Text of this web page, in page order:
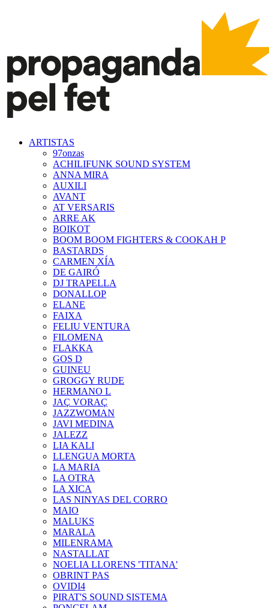
ARTISTAS
97onzas
ACHILIFUNK SOUND SYSTEM
ANNA MIRA
AUXILI
AVANT
AT VERSARIS
ARRE AK
BOIKOT
BOOM BOOM FIGHTERS & COOKAH P
BASTARDS
CARMEN XÍA
DE GAIRÓ
DJ TRAPELLA
DONALLOP
ELANE
FAIXA
FELIU VENTURA
FILOMENA
FLAKKA
GOS D
GUINEU
GROGGY RUDE
HERMANO L
JAÇ VORAÇ
JAZZWOMAN
JAVI MEDINA
JALEZZ
LIA KALI
LLENGUA MORTA
LA MARIA
LA OTRA
LA XICA
LAS NINYAS DEL CORRO
MAIO
MALUKS
MARALA
MILENRAMA
NASTALLAT
NOELIA LLORENS 'TITANA'
OBRINT PAS
OVIDI4
PIRAT'S SOUND SISTEMA